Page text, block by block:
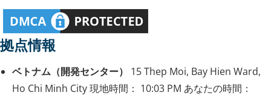
拠点情報
ベトナム（開発センター）
15 Thep Moi, Bay Hien Ward,
Ho Chi Minh City現地時間： 10:03 PM あなたの時間：